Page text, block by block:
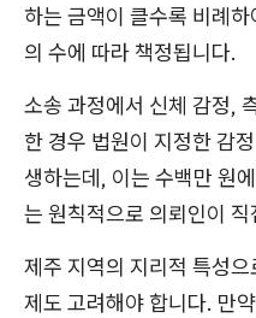
하는 금액이 클수록 비례
의 수에 따라 책정됩니다.
소송 과정에서 신체 감정,
한 경우 법원이 지정한 감
생하는데, 이는 수백만 원
는 원칙적으로 의뢰인이
제주 지역의 지리적 특성
제도 고려해야 합니다. 만